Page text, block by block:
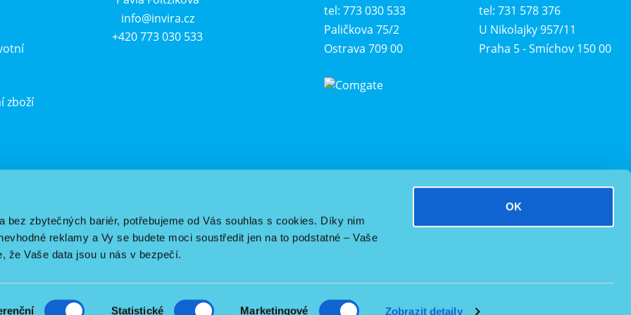
bez zbytečných bariér, potřebujeme od Vás souhlas s cookies. Díky nim
reklamy a Vy se budete moci soustředit jen na to podstatné – Vaše
že Vaše data jsou u nás v bezpečí.
Statistické Marketingové Zobrazit detaily
OK
zboží
info@invira.cz
+420 773 030 533
tel: 773 030 533
Paličkova 75/2
Ostrava 709 00
tel: 731 578 376
U Nikolajky 957/11
Praha 5 - Smíchov 150 00